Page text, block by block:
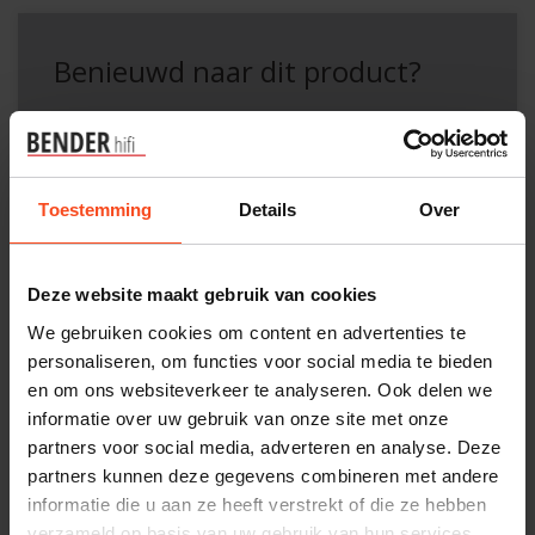
Toestemming Details Over
Deze website maakt gebruik van cookies
We gebruiken cookies om content en advertenties te
personaliseren, om functies voor social media te bieden
en om ons websiteverkeer te analyseren. Ook delen we
informatie over uw gebruik van onze site met onze
partners voor social media, adverteren en analyse. Deze
partners kunnen deze gegevens combineren met andere
informatie die u aan ze heeft verstrekt of die ze hebben
Benieuwd naar dit product?
Plan kosteloos een luisterafspraak. Of heb je hulp
nodig bij je bestelling? Neem contact op met onze
klantenservice.
Maak een luisterafspraak
Productomschrijving
Reviews